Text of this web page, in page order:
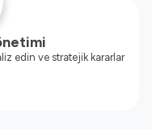
edin ve stratejik kararlar